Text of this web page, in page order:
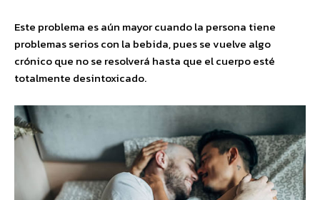
Este problema es aún mayor cuando la persona tiene
problemas serios con la bebida, pues se vuelve algo
crónico que no se resolverá hasta que el cuerpo esté
totalmente desintoxicado.